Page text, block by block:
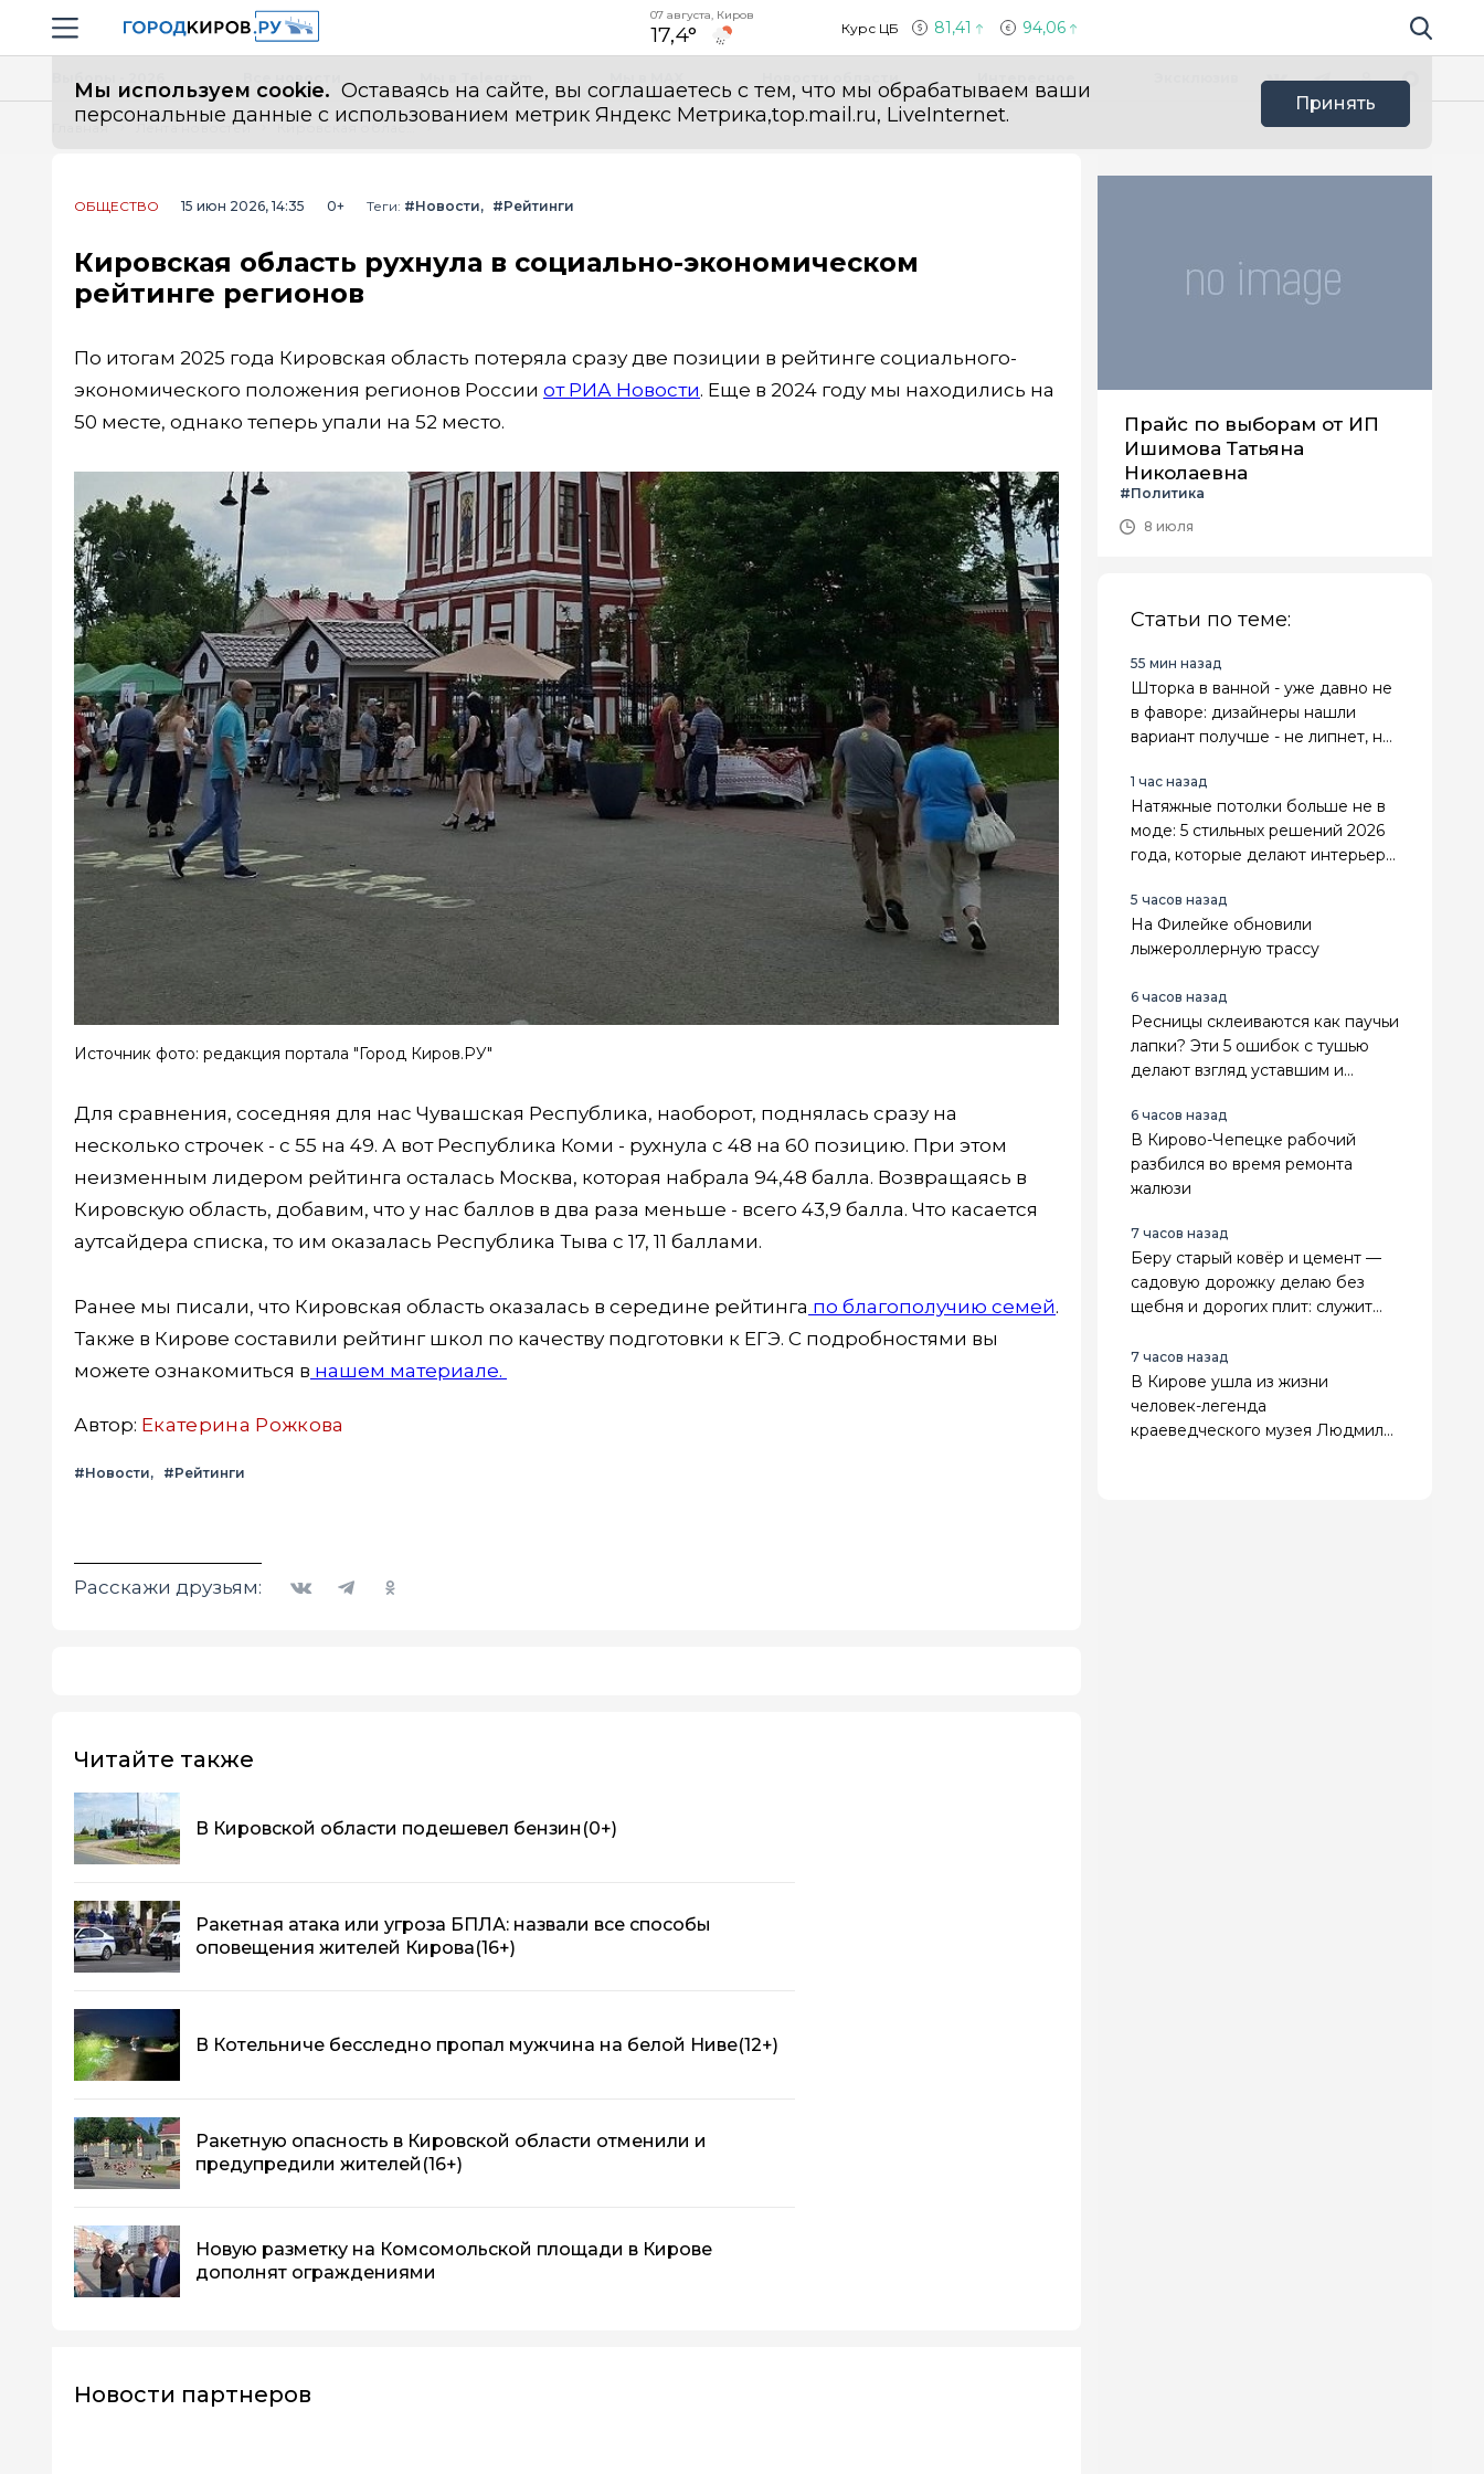
Навигация сайта
07 августа, Киров
17,4° Курс ЦБ 81,41 94,06 Поиск по
Мы используем cookie. Оставаясь на сайте, вы соглашаетесь с тем, что мы обрабатываем ваши
персональные данные с использованием метрик Яндекс Метрика,top.mail.ru, LiveInternet.
Принять
Все новости
Главная Лента новостей
ОБЩЕСТВО 15 июн 2026, 14:35 0+ Теги: #Новости #Рейтинги
Кировская область рухнула в социально-экономическом
рейтинге регионов
По итогам 2025 года Кировская область потеряла сразу две позиции в рейтинге социального-
экономического положения регионов России от РИА Новости. Еще в 2024 году мы находились на
50 месте, однако теперь упали на 52 место.
Источник фото: редакция портала "Город Киров.РУ"
Для сравнения, соседняя для нас Чувашская Республика, наоборот, поднялась сразу на
несколько строчек - с 55 на 49. А вот Республика Коми - рухнула с 48 на 60 позицию. При этом
неизменным лидером рейтинга осталась Москва, которая набрала 94,48 балла. Возвращаясь в
Кировскую область, добавим, что у нас баллов в два раза меньше - всего 43,9 балла. Что касается
аутсайдера списка, то им оказалась Республика Тыва с 17, 11 баллами.
Ранее мы писали, что Кировская область оказалась в середине рейтинга по благополучию семей.
Также в Кирове составили рейтинг школ по качеству подготовки к ЕГЭ. С подробностями вы
можете ознакомиться в нашем материале.
Автор: Екатерина Рожкова
#Новости #Рейтинги
Расскажи друзьям:
Читайте также
В Кировской области подешевел бензин (0+)
Ракетная атака или угроза БПЛА: назвали все способы
оповещения жителей Кирова(16+)
В Котельниче бесследно пропал мужчина на белой Ниве(12+)
Ракетную опасность в Кировской области отменили и
предупредили жителей (16+)
Новую разметку на Комсомольской площади в Кирове
дополнят ограждениями
Новости партнеров
Прайс по выборам от ИП
Ишимова Татьяна
Николаевна
#Политика
8 июля
Статьи по теме:
55 мин назад
Шторка в ванной - уже давно не
в фаворе: дизайнеры нашли
вариант получше - не липнет, не
1 час назад
Натяжные потолки больше не в
моде: 5 стильных решений 2026
года, которые делают интерьер
5 часов назад
На Филейке обновили
лыжероллерную трассу
6 часов назад
Ресницы склеиваются как паучьи
лапки? Эти 5 ошибок с тушью
делают взгляд уставшим и
6 часов назад
В Кирово-Чепецке рабочий
разбился во время ремонта
жалюзи
7 часов назад
Беру старый ковёр и цемент —
садовую дорожку делаю без
щебня и дорогих плит: служит
нулевые
7 часов назад
В Кирове ушла из жизни
человек-легенда
краеведческого музея Людмила